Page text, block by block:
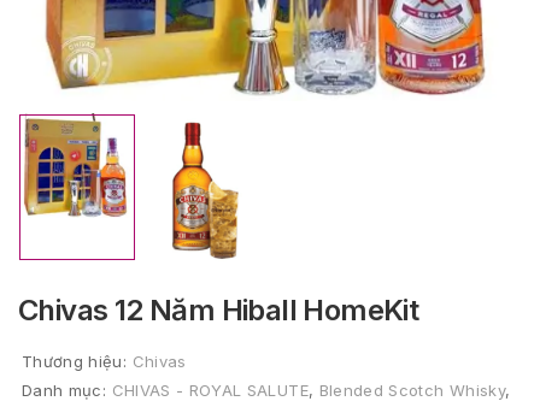
Chivas 12 Năm Hiball HomeKit
Thương hiệu: Chivas
Danh mục: CHIVAS - ROYAL SALUTE, Blended Scotch Whisky,